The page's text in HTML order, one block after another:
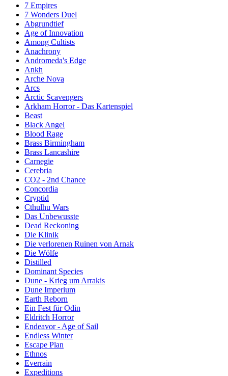
7 Empires
7 Wonders Duel
Abgrundtief
Age of Innovation
Among Cultists
Anachrony
Andromeda's Edge
Ankh
Arche Nova
Arcs
Arctic Scavengers
Arkham Horror - Das Kartenspiel
Beast
Black Angel
Blood Rage
Brass Birmingham
Brass Lancashire
Carnegie
Cerebria
CO2 - 2nd Chance
Concordia
Cryptid
Cthulhu Wars
Das Unbewusste
Dead Reckoning
Die Klinik
Die verlorenen Ruinen von Arnak
Die Wölfe
Distilled
Dominant Species
Dune - Krieg um Arrakis
Dune Imperium
Earth Reborn
Ein Fest für Odin
Eldritch Horror
Endeavor - Age of Sail
Endless Winter
Escape Plan
Ethnos
Everrain
Expeditions